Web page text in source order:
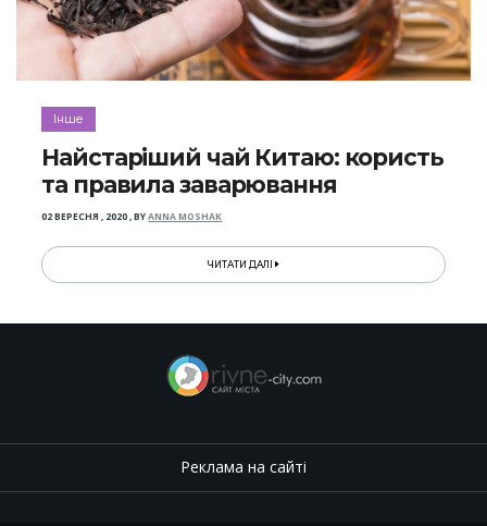
Інше
Найстаріший чай Китаю: користь
та правила заварювання
02 ВЕРЕСНЯ , 2020,BYANNA MOSHAK
ЧИТАТИ ДАЛІ
Реклама на сайті